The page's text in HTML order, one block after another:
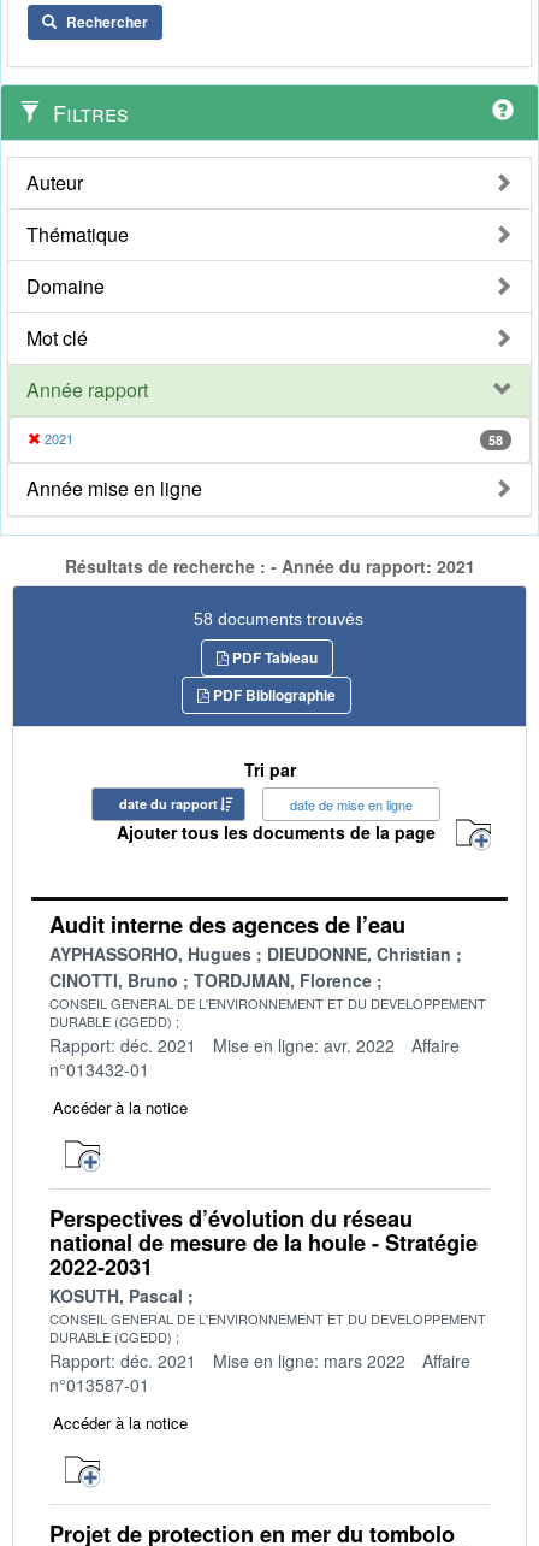
Rechercher
Filtres
Auteur
Thématique
Domaine
Mot clé
Année rapport
2021 58
Année mise en ligne
Résultats de recherche : - Année du rapport: 2021
58 documents trouvés
PDF Tableau
PDF Bibliographie
Tri par
date du rapport date de mise en ligne
Ajouter tous les documents de la page
Audit interne des agences de l’eau
AYPHASSORHO, Hugues
DIEUDONNE, Christian
CINOTTI, Bruno
TORDJMAN, Florence
CONSEIL GENERAL DE L'ENVIRONNEMENT ET DU DEVELOPPEMENT
DURABLE (CGEDD)
Rapport: déc. 2021 Mise en ligne: avr. 2022
Affaire
n°013432-01
Accéder à la notice
Perspectives d’évolution du réseau
national de mesure de la houle - Stratégie
2022-2031
KOSUTH, Pascal
CONSEIL GENERAL DE L'ENVIRONNEMENT ET DU DEVELOPPEMENT
DURABLE (CGEDD)
Rapport: déc. 2021 Mise en ligne: mars 2022
Affaire
n°013587-01
Accéder à la notice
Projet de protection en mer du tombolo